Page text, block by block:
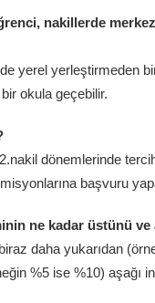
nakillerde
yerel yerleştirmeden
okula geçebilir.
dönemlerinde
başvuru
ne kadar üstünü ve
daha yukarıdan
%5 ise %10) aşağı